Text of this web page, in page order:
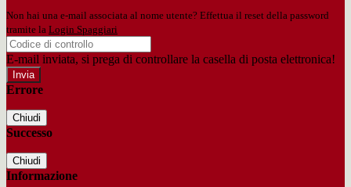
Non hai una e-mail associata al nome utente? Effettua il reset della password
tramite la Login Spaggiari
E-mail inviata, si prega di controllare la casella di posta elettronica!
Errore
Chiudi
Successo
Chiudi
Informazione